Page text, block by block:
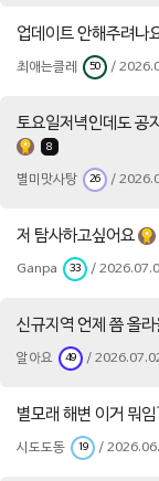
업데이트 안해주려나
최애는클레 50 /
토요일저녁인데도 공
8
별미맛사탕 26 /
저 탐사하고싶어요
Ganpa 33 /
신규지역 언제 쯤 올
알아요 49 /
별모래 해변 이거 뭐임
시도도동 19 /